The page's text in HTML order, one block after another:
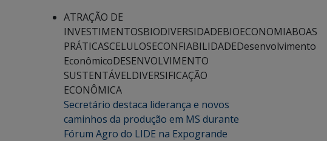
ATRAÇÃO DE
INVESTIMENTOSBIODIVERSIDADEBIOECONOMIABOAS
PRÁTICASCELULOSECONFIABILIDADEDesenvolvimento
EconômicoDESENVOLVIMENTO
SUSTENTÁVELDIVERSIFICAÇÃO
ECONÔMICA
Secretário destaca liderança e novos
caminhos da produção em MS durante
Fórum Agro do LIDE na Expogrande